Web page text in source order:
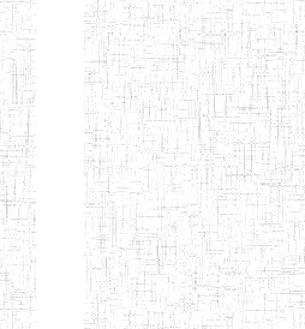
Etablissements
d'enseignement
normal
ENI